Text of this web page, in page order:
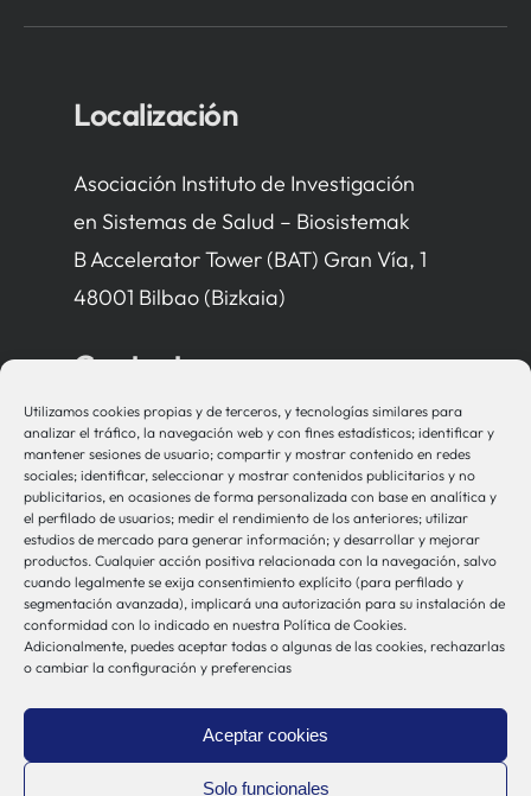
Utilizamos cookies propias y de terceros, y tecnologías similares para
analizar el tráfico, la navegación web y con fines estadísticos; identificar y
mantener sesiones de usuario; compartir y mostrar contenido en redes
sociales; identificar, seleccionar y mostrar contenidos publicitarios y no
publicitarios, en ocasiones de forma personalizada con base en analítica y
el perfilado de usuarios; medir el rendimiento de los anteriores; utilizar
estudios de mercado para generar información; y desarrollar y mejorar
productos. Cualquier acción positiva relacionada con la navegación, salvo
cuando legalmente se exija consentimiento explícito (para perfilado y
segmentación avanzada), implicará una autorización para su instalación de
conformidad con lo indicado en nuestra Política de Cookies.
Adicionalmente, puedes aceptar todas o algunas de las cookies, rechazarlas
o cambiar la configuración y preferencias
Aceptar cookies
Solo funcionales
Localización
Asociación Instituto de Investigación
en Sistemas de Salud – Biosistemak
B Accelerator Tower (BAT) Gran Vía, 1
48001 Bilbao (Bizkaia)
Contacto
bio-sistemak@bio-sistemak.eus
944 00 77 90
Otros Enlaces
Osakidetza